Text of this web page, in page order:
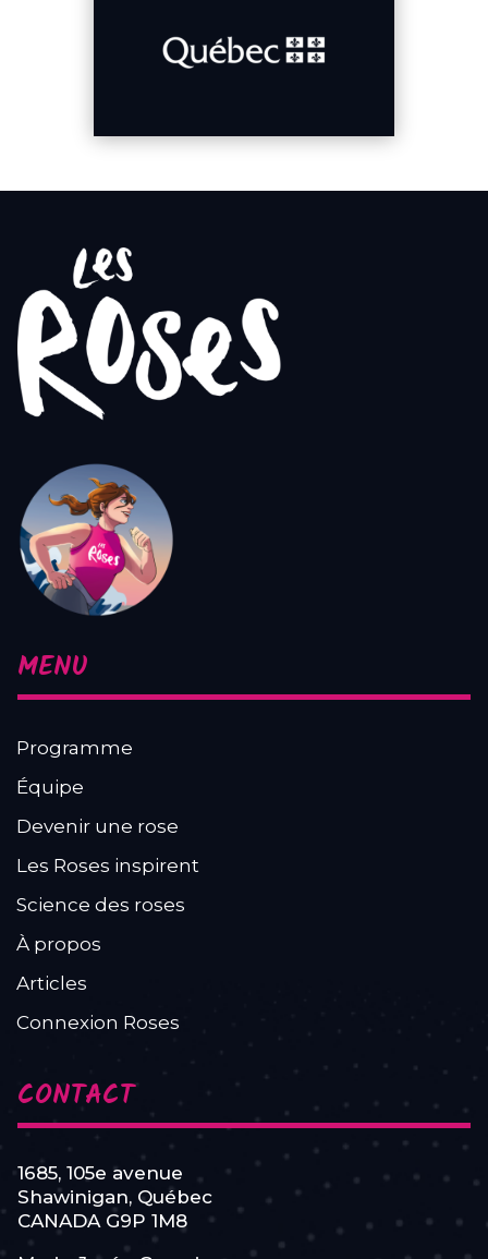
MENU
Programme
Équipe
Devenir une rose
Les Roses inspirent
Science des roses
À propos
Articles
Connexion Roses
CONTACT
1685, 105e avenue
Shawinigan, Québec
CANADA G9P 1M8